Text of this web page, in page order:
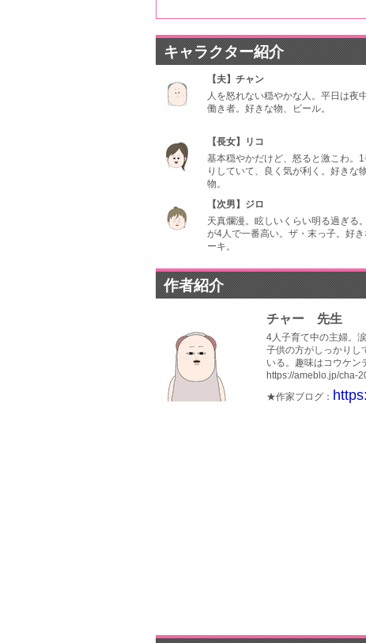
キャラクター紹介
【夫】チャン
人を怒れない穏やかな人。平日は夜
働き者。好きな物、ビール。
【長女】リコ
基本穏やかだけど、怒ると激こわ。
りしていて、良く気が利く。好きな
物。
【次男】ジロ
天真爛漫。眩しいくらい明る過ぎる
が4人で一番高い。ザ・末っ子。好
ーキ。
作者紹介
チャー 先生
4人子育て中の主婦。
子供の方がしっかりし
いる。趣味はコウケン
https://ameblo.jp/cha-
★作家ブログ：